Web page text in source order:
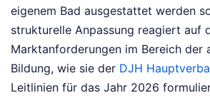
eigenem Bad ausgestattet werden
strukturelle Anpassung reagiert auf
Marktanforderungen im Bereich der
Bildung, wie sie der DJH
Leitlinien für das Jahr 2026